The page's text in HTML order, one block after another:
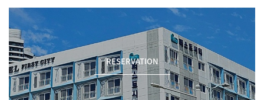
RESERVATION